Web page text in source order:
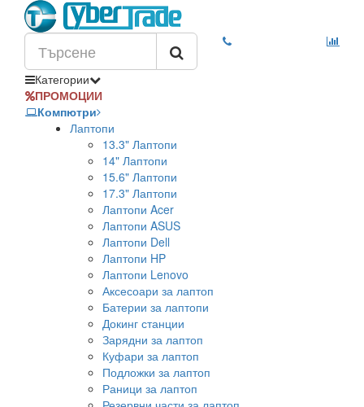
Категории
ПРОМОЦИИ
Компютри
Лаптопи
13.3" Лаптопи
14" Лаптопи
15.6" Лаптопи
17.3" Лаптопи
Лаптопи Acer
Лаптопи ASUS
Лаптопи Dell
Лаптопи HP
Лаптопи Lenovo
Аксесоари за лаптоп
Батерии за лаптопи
Докинг станции
Зарядни за лаптоп
Куфари за лаптоп
Подложки за лаптоп
Раници за лаптоп